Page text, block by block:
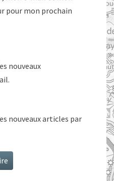
pour mon prochain
nouveaux
nouveaux articles par